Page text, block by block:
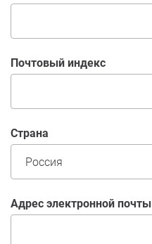
почтовый индекс
страна
Адрес электронной почты